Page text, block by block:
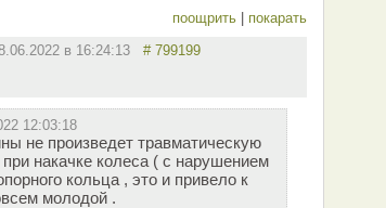
поощрить покарать
в 16:24:13 # 799199
12:03:18
не произведет травматическую
накачке колеса ( с нарушением
кольца , это и привело к
молодой .